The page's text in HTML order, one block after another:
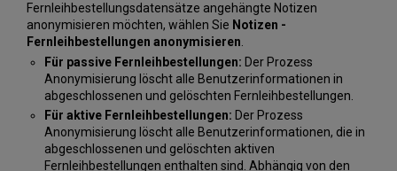
Fernleihbestellungsdatensätze angehängte Notizen
anonymisieren möchten, wählen Sie Notizen -
Fernleihbestellungen anonymisieren.
Für passive Fernleihbestellungen: Der Prozess
Anonymisierung löscht alle Benutzerinformationen in
abgeschlossenen und gelöschten Fernleihbestellungen.
Für aktive Fernleihbestellungen: Der Prozess
Anonymisierung löscht alle Benutzerinformationen, die in
abgeschlossenen und gelöschten aktiven
Fernleihbestellungen enthalten sind. Abhängig von den